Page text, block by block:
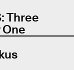
Three